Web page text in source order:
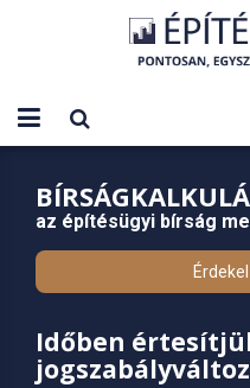
az építésügyi bírság
Érdekel
Időben